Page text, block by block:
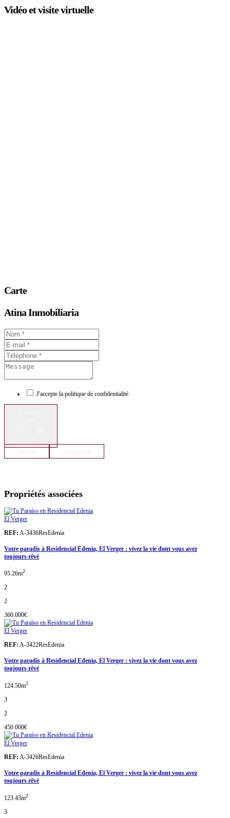
Vidéo et visite virtuelle
Carte
Atina Inmobiliaria
J'accepte la politique de confidentialité
Propriétés associées
El Verger
REF: A-3436ResEdenia
Votre paradis à Residencial Edenia, El Verger : vivez la vie dont vous avez
toujours rêvé
95.26m2
2
2
360.000€
El Verger
REF: A-3422ResEdenia
Votre paradis à Residencial Edenia, El Verger : vivez la vie dont vous avez
toujours rêvé
124.50m2
3
2
450.000€
El Verger
REF: A-3426ResEdenia
Votre paradis à Residencial Edenia, El Verger : vivez la vie dont vous avez
toujours rêvé
123.43m2
3